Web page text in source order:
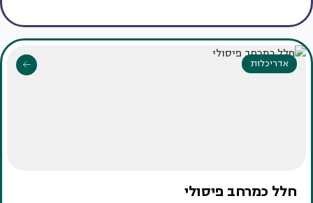
אדריכלות
חלל כמרחב פיסולי